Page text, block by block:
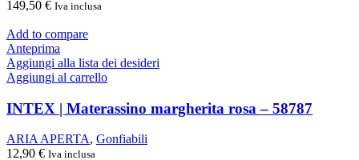
149,50 € Iva inclusa
Add to compare
Anteprima
Aggiungi alla lista dei desideri
Aggiungi al carrello
INTEX | Materassino margherita rosa – 58787
ARIA APERTA, Gonfiabili
12,90 € Iva inclusa